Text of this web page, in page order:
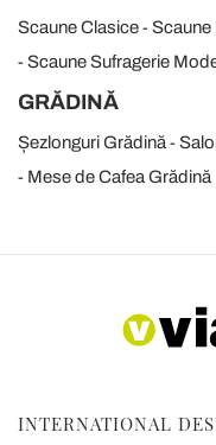
Scaune Clasice
Scaune
Scaune Sufragerie
GRĂDINĂ
Șezlonguri Grădină
Mese de Cafea Grădină
INTERNATIONAL